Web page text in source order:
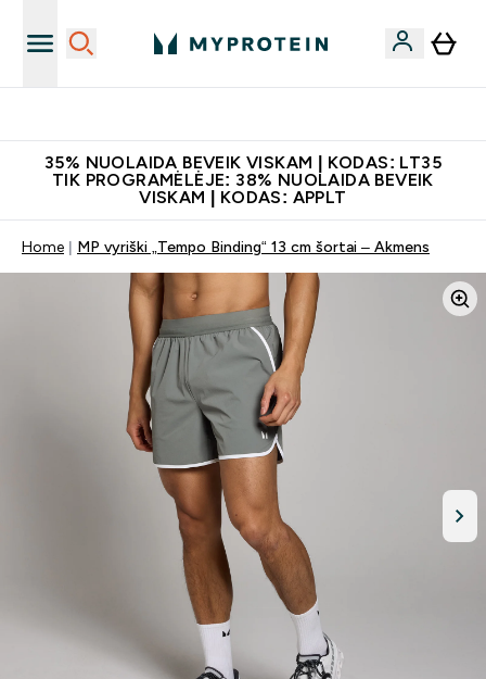
35% NUOLAIDA BEVEIK VISKAM | KODAS: LT35
TIK PROGRAMĖLĖJE: 38% NUOLAIDA BEVEIK
VISKAM | KODAS: APPLT
Home MP vyriški „Tempo Binding“ 13 cm šortai – Akmens